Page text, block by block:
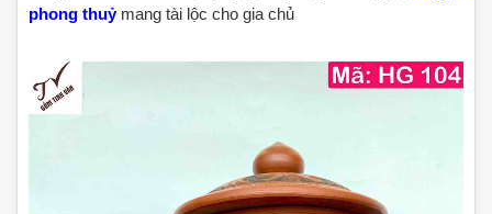
phong thuỷmang tài lộc cho gia chủ